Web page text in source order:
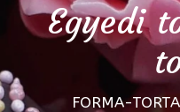
Egyedi
FORMA-TORTA